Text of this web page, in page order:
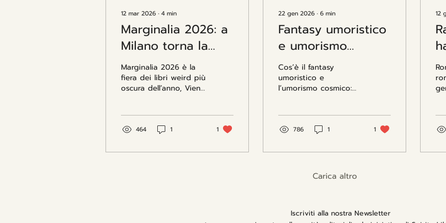
12 mar 2026 ∙ 4 min
Marginalia 2026: a
Milano torna la
Fiera dei libri
horror e weird
Marginalia 2026 è la
fiera dei libri weird più
oscura dell’anno, Vieni
date e programma.
464 1 1
22 gen 2026 ∙ 6 min
Fantasy umoristico
e umorismo
cosmico: quando la
fantasia fa ridere e
pensare
Cos’è il fantasy
umoristico e
l’umorismo cosmico:
cult della letteratura
786 1 1
12
Carica altro
Iscriviti alla nostra Newsletter